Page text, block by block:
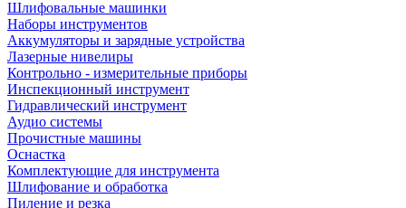
Шлифовальные машинки
Наборы инструментов
Аккумуляторы и зарядные устройства
Лазерные нивелиры
Контрольно - измерительные приборы
Инспекционный инструмент
Гидравлический инструмент
Аудио системы
Прочистные машины
Оснастка
Комплектующие для инструмента
Шлифование и обработка
Пиление и резка